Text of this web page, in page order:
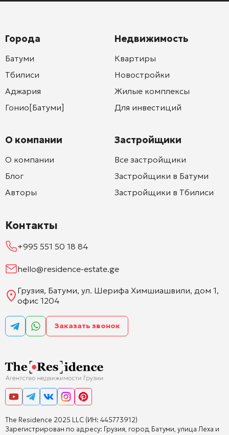
The Residence 2025 LLC (ИН: 445773912)
Зарегистрирован по адресу: Грузия, город Батуми, улица Леха и
Города
Батуми
Тбилиси
Аджария
Гонио[Батуми]
О компании
О компании
Блог
Авторы
Недвижимость
Квартиры
Новостройки
Жилые комплексы
Для инвестиций
Застройщики
Все застройщики
Застройщики в Батуми
Застройщики в Тбилиси
Контакты
+995 551 50 18 84
hello@residence-estate.ge
Грузия, Батуми, ул. Шерифа Химшиашвили, дом 1,
офис 1204
Заказать звонок